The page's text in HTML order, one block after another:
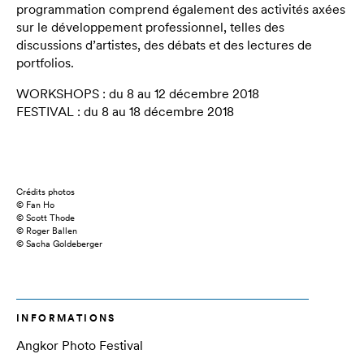
programmation comprend également des activités axées
sur le développement professionnel, telles des
discussions d’artistes, des débats et des lectures de
portfolios.
WORKSHOPS : du 8 au 12 décembre 2018
FESTIVAL : du 8 au 18 décembre 2018
Crédits photos
© Fan Ho
© Scott Thode
© Roger Ballen
© Sacha Goldeberger
INFORMATIONS
Angkor Photo Festival